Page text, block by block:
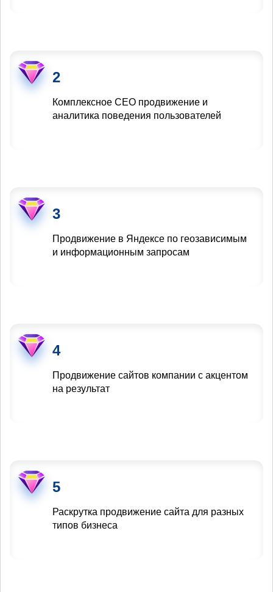
2
Комплексное СЕО продвижение и
аналитика поведения пользователей
3
Продвижение в Яндексе по геозависимым
и информационным запросам
4
Продвижение сайтов компании с акцентом
на результат
5
Раскрутка продвижение сайта для разных
типов бизнеса